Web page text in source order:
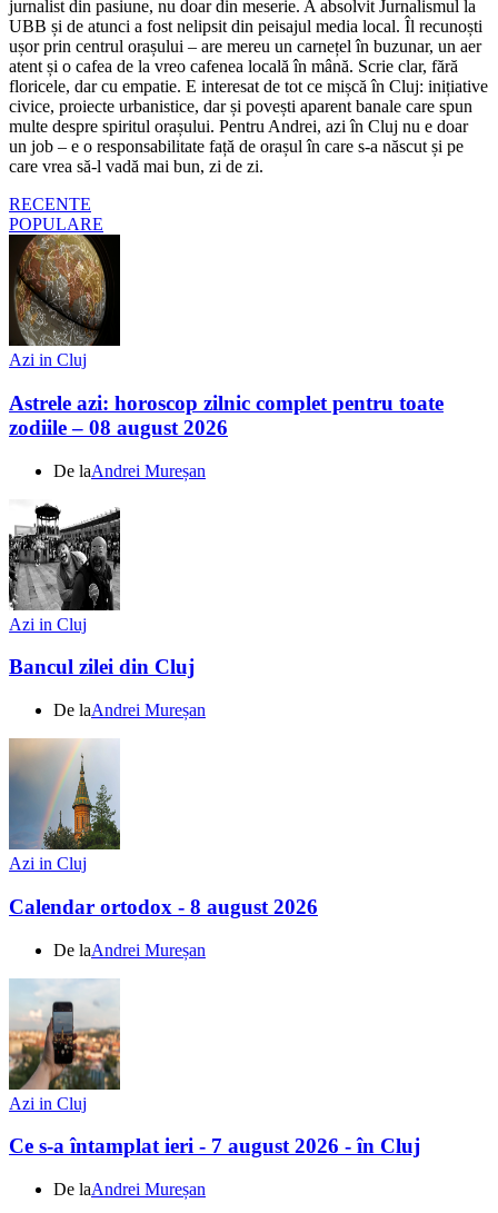
jurnalist din pasiune, nu doar din meserie. A absolvit Jurnalismul la
UBB și de atunci a fost nelipsit din peisajul media local. Îl recunoști
ușor prin centrul orașului – are mereu un carnețel în buzunar, un aer
atent și o cafea de la vreo cafenea locală în mână. Scrie clar, fără
floricele, dar cu empatie. E interesat de tot ce mișcă în Cluj: inițiative
civice, proiecte urbanistice, dar și povești aparent banale care spun
multe despre spiritul orașului. Pentru Andrei, azi în Cluj nu e doar
un job – e o responsabilitate față de orașul în care s-a născut și pe
care vrea să-l vadă mai bun, zi de zi.
RECENTE
POPULARE
Azi in Cluj
Astrele azi: horoscop zilnic complet pentru toate
zodiile – 08 august 2026
De laAndrei Mureșan
Azi in Cluj
Bancul zilei din Cluj
De laAndrei Mureșan
Azi in Cluj
Calendar ortodox - 8 august 2026
De laAndrei Mureșan
Azi in Cluj
Ce s-a întamplat ieri - 7 august 2026 - în Cluj
De laAndrei Mureșan